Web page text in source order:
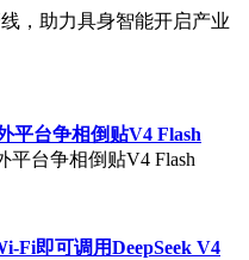
，助力具身智能开启产业
平台争相倒贴V4 Flash
平台争相倒贴V4 Flash
Fi即可调用DeepSeek V4